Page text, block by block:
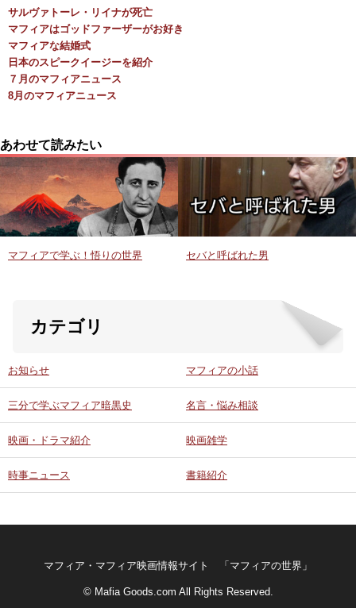
サルヴァトーレ・リイナが死亡
マフィアはゴッドファーザーがお好き
マフィアな結婚式
日本のスピークイージーを紹介
７月のマフィアニュース
8月のマフィアニュース
あわせて読みたい
マフィアで学ぶ！悟りの世界 セバと呼ばれた男
カテゴリ
お知らせ マフィアの小話
三分で学ぶマフィア暗黒史 名言・悩み相談
映画・ドラマ紹介 映画雑学
時事ニュース 書籍紹介
マフィア・マフィア映画情報サイト 「マフィアの世界」
© Mafia Goods.com All Rights Reserved.